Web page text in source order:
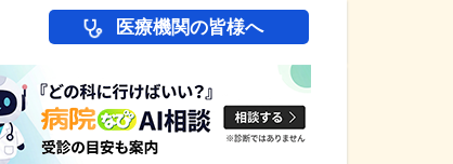
医療機関の皆様へ